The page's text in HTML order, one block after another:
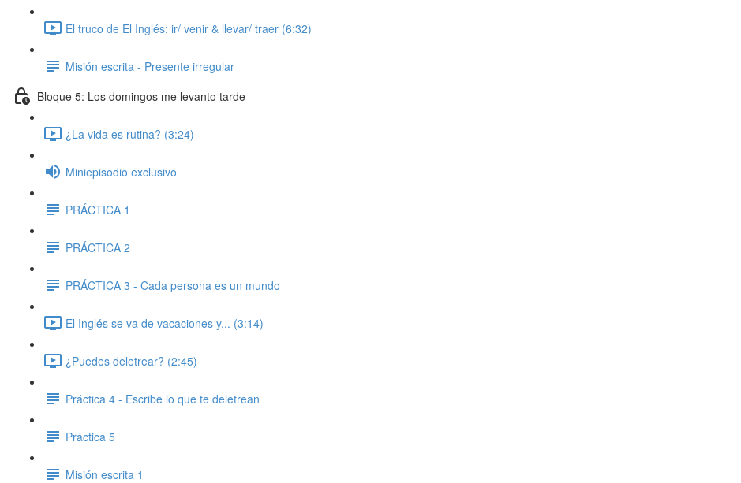
El truco de El Inglés: ir/ venir & llevar/ traer (6:32)
Misión escrita - Presente irregular
Bloque 5: Los domingos me levanto tarde
¿La vida es rutina? (3:24)
Miniepisodio exclusivo
PRÁCTICA 1
PRÁCTICA 2
PRÁCTICA 3 - Cada persona es un mundo
El Inglés se va de vacaciones y... (3:14)
¿Puedes deletrear? (2:45)
Práctica 4 - Escribe lo que te deletrean
Práctica 5
Misión escrita 1